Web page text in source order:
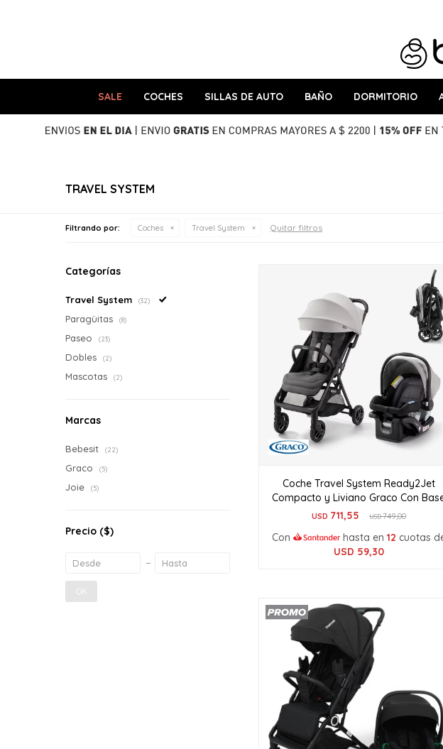
SALE COCHES SILLAS DE AUTO BAÑO DORMITORIO
TRAVEL SYSTEM
Filtrando por: Coches Travel System Quitar filtros
Coche Travel System Ready2Jet
Compacto y Liviano Graco Con
USD 711,55 USD749,00
Con hasta en 12 cuotas
USD 59,30
Categorías
Travel System (32)
Paragüitas (8)
Paseo (23)
Dobles (2)
Mascotas (2)
Marcas
Bebesit (22)
Graco (5)
Joie (5)
Precio ($)
OK